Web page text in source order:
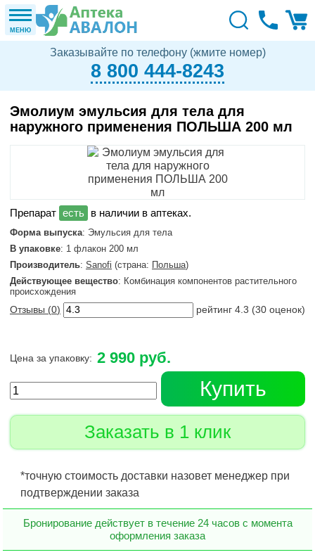
МЕНЮ
Заказывайте по телефону (жмите номер)
8 800 444-8243
Эмолиум эмульсия для тела для
наружного применения ПОЛЬША 200 мл
в наличии в аптеках.
Форма выпуска: Эмульсия для тела
В упаковке: 1 флакон 200 мл
Производитель: Sanofi (страна: Польша)
Действующее вещество: Комбинация компонентов растительного
происхождения
Отзывы (0) рейтинг 4.3 (30 оценок)
Цена за упаковку: 2 990 руб.
Купить
Заказать в 1 клик
*точную стоимость доставки назовет менеджер при
подтверждении заказа
Бронирование действует в течение 24 часов с момента
оформления заказа